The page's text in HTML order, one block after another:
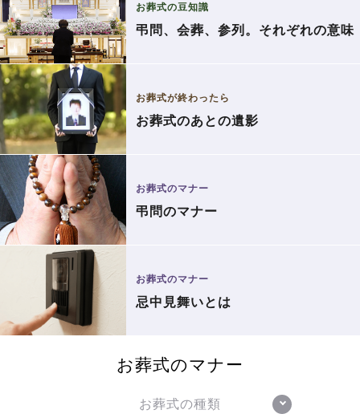
お葬式の豆知識
弔問、会葬、参列。それぞれの意味
お葬式が終わったら
お葬式のあとの遺影
お葬式のマナー
弔問のマナー
お葬式のマナー
忌中見舞いとは
お葬式のマナー
お葬式の種類